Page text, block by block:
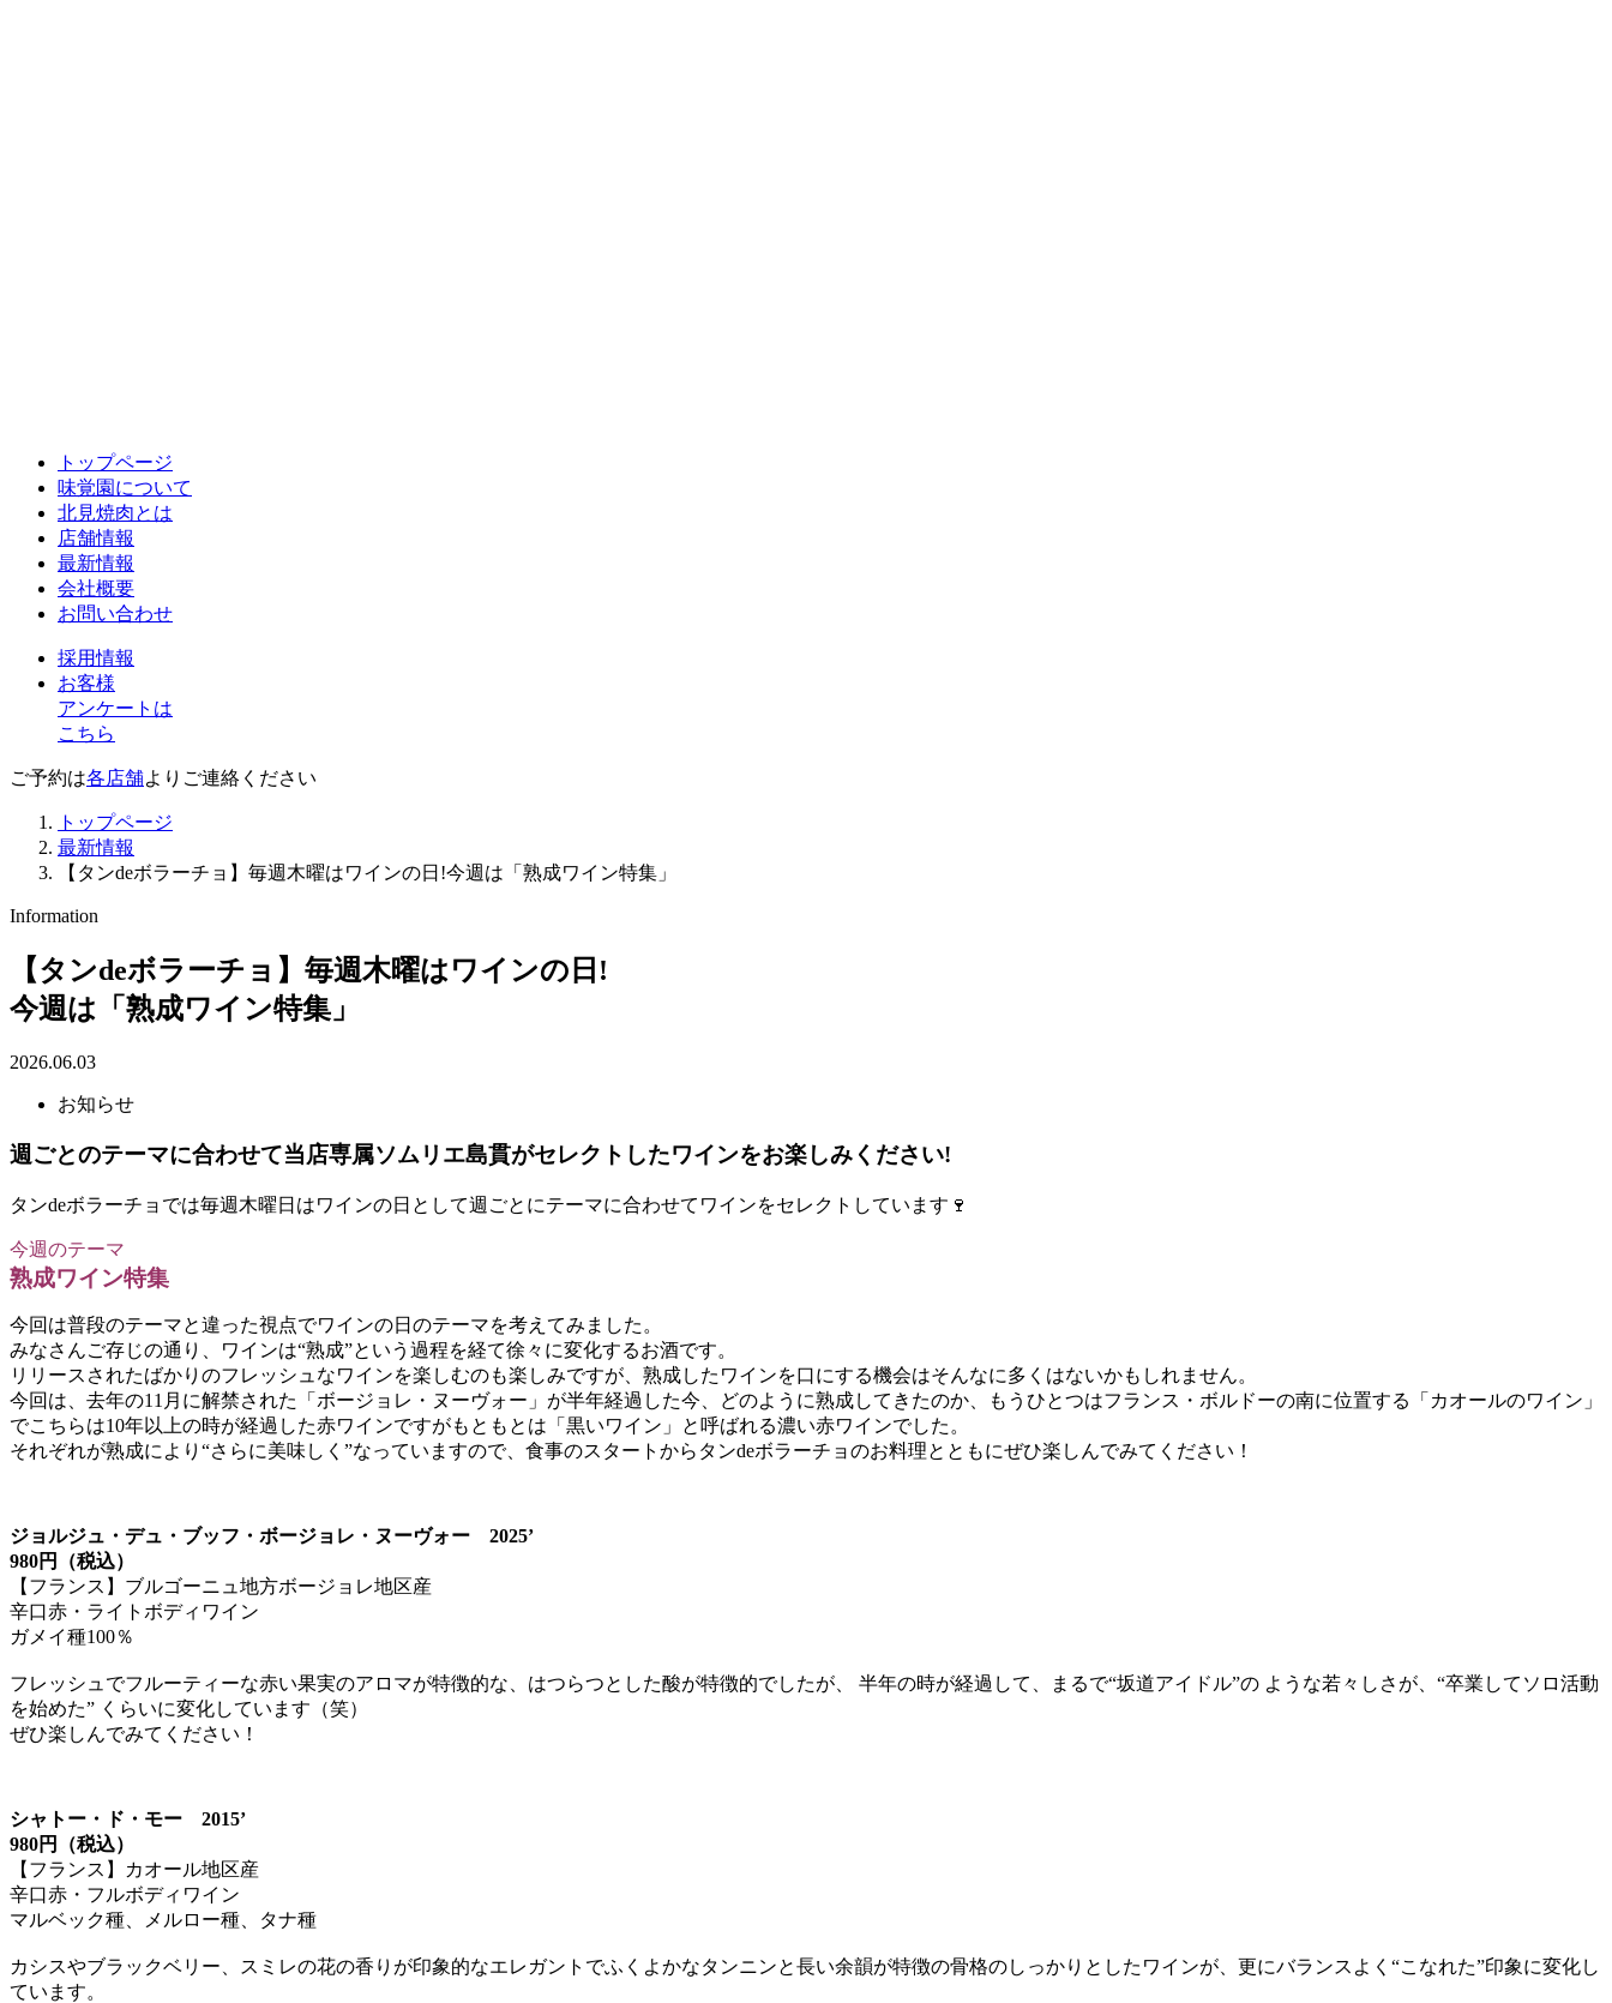
トップページ
味覚園について
北見焼肉とは
店舗情報
最新情報
会社概要
お問い合わせ
採用情報
お客様
アンケートは
こちら
ご予約は各店舗よりご連絡ください
トップページ
最新情報
【タンdeボラーチョ】毎週木曜はワインの日!今週は「熟成ワイン特集」
Information
【タンdeボラーチョ】毎週木曜はワインの日!
今週は「熟成ワイン特集」
2026.06.03
お知らせ
週ごとのテーマに合わせて当店専属ソムリエ島貫がセレクトしたワインをお楽しみください!
タンdeボラーチョでは毎週木曜日はワインの日として週ごとにテーマに合わせてワインをセレクトしています🍷
今週のテーマ
熟成ワイン特集
今回は普段のテーマと違った視点でワインの日のテーマを考えてみました。
みなさんご存じの通り、ワインは“熟成”という過程を経て徐々に変化するお酒です。
リリースされたばかりのフレッシュなワインを楽しむのも楽しみですが、熟成したワインを口にする機会はそんなに多くはないかもしれません。
今回は、去年の11月に解禁された「ボージョレ・ヌーヴォー」が半年経過した今、どのように熟成してきたのか、もうひとつはフランス・ボルドーの南に位置する「カオールのワイン」
でこちらは10年以上の時が経過した赤ワインですがもともとは「黒いワイン」と呼ばれる濃い赤ワインでした。
それぞれが熟成により“さらに美味しく”なっていますので、食事のスタートからタンdeボラーチョのお料理とともにぜひ楽しんでみてください！
ジョルジュ・デュ・ブッフ・ボージョレ・ヌーヴォー 2025’
980円（税込）
【フランス】ブルゴーニュ地方ボージョレ地区産
辛口赤・ライトボディワイン
ガメイ種100％
フレッシュでフルーティーな赤い果実のアロマが特徴的な、はつらつとした酸が特徴的でしたが、 半年の時が経過して、まるで“坂道アイドル”の ような若々しさが、“卒業してソロ活動
を始めた” くらいに変化しています（笑）
ぜひ楽しんでみてください！
シャトー・ド・モー 2015’
980円（税込）
【フランス】カオール地区産
辛口赤・フルボディワイン
マルベック種、メルロー種、タナ種
カシスやブラックベリー、スミレの花の香りが印象的なエレガントでふくよかなタンニンと長い余韻が特徴の骨格のしっかりとしたワインが、更にバランスよく“こなれた”印象に変化し
ています。